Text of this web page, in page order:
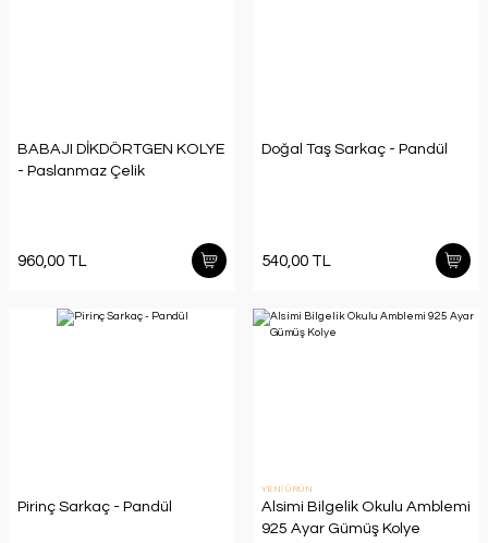
BABAJI DİKDÖRTGEN KOLYE
- Paslanmaz Çelik
960,00 TL
Doğal Taş Sarkaç - Pandül
540,00 TL
Pirinç Sarkaç - Pandül
YENİ ÜRÜN
Alsimi Bilgelik Okulu Amblemi
925 Ayar Gümüş Kolye